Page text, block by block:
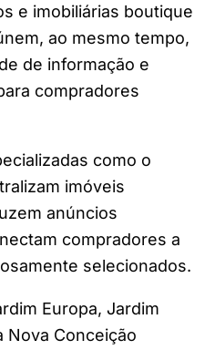
e imobiliárias boutique
ao mesmo tempo,
de informação e
compradores
como o
imóveis
anúncios
compradores a
selecionados.
Europa, Jardim
Nova Conceição